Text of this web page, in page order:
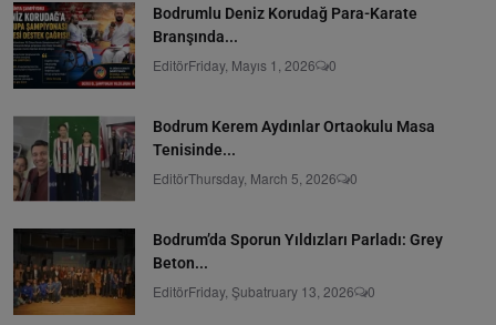
Bodrumlu Deniz Korudağ Para-Karate
Branşında...
EditörFriday, Mayıs 1, 2026 0
Bodrum Kerem Aydınlar Ortaokulu Masa
Tenisinde...
EditörThursday, March 5, 2026 0
Bodrum’da Sporun Yıldızları Parladı: Grey
Beton...
EditörFriday, Şubatruary 13, 2026 0